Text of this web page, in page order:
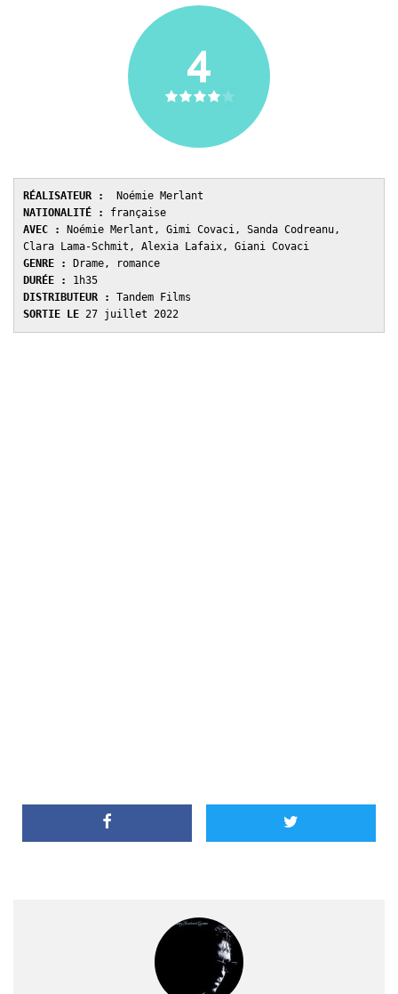
4
RÉALISATEUR :
NATIONALITÉ :
AVEC : Noémie Merlant, Gimi Covaci, Sanda Codreanu,
GENRE :
DURÉE :
DISTRIBUTEUR :
SORTIE LE 27 juillet 2022